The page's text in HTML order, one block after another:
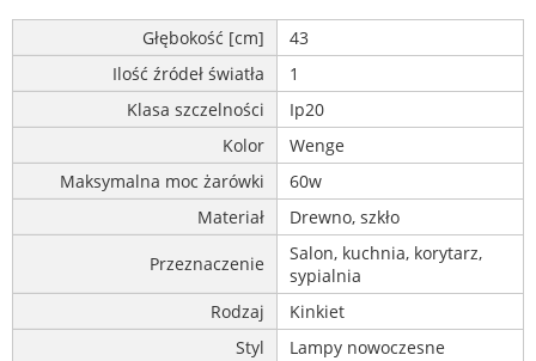
Głębokość [cm]
43
Ilość źródeł światła
1
Klasa szczelności
Ip20
Kolor
Wenge
Maksymalna moc żarówki
60w
Materiał
Drewno, szkło
Przeznaczenie
Salon, kuchnia, korytarz,
sypialnia
Rodzaj
Kinkiet
Styl
Lampy nowoczesne